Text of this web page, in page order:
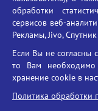
обработки
сервисов веб-
Рекламы, Jivo,
Если Вы не согласны
то Вам необходимо
хранение cookie в
Политика обработки